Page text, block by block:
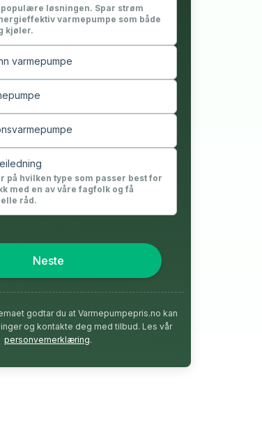
populære løsningen. Spar strøm
varmepumpe som både
kjøler.
varmepumpe
på hvilken type som passer best for
med en av våre fagfolk og få
råd.
Neste
godtar du at Varmepumpepris.no kan
og kontakte deg med tilbud. Les vår
personvernerklæring.